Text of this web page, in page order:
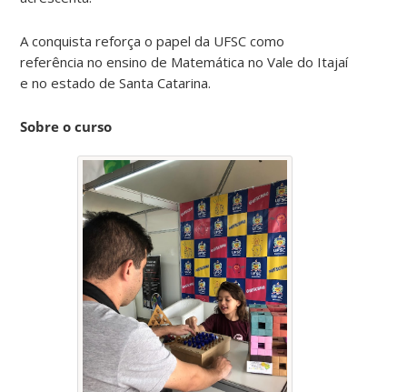
A conquista reforça o papel da UFSC como
referência no ensino de Matemática no Vale do Itajaí
e no estado de Santa Catarina.
Sobre o curso